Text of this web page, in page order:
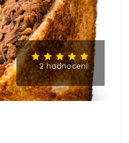
2 hodnocení